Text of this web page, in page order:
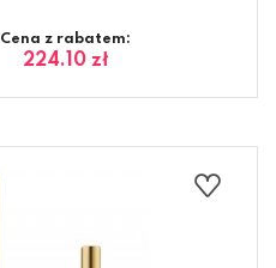
Cena z rabatem:
224.10 zł